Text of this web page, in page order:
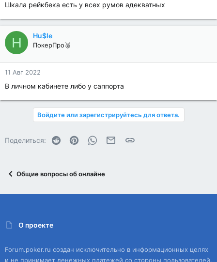
Шкала рейкбека есть у всех румов адекватных
H Hu$le
ПокерПро🥈
11 Авг 2022
В личном кабинете либо у саппорта
Войдите или зарегистрируйтесь для ответа.
Поделиться: Reddit PinterestWhatsAppЭлектронная почта
Ссылка
Общие вопросы об онлайне
О проекте
Forum.poker.ru создан исключительно в информационных целях
и не принимает денежных платежей со стороны пользователей.